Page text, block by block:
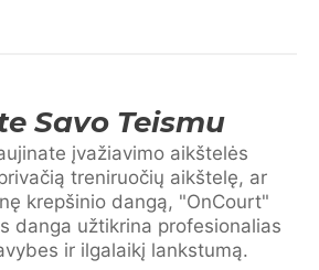
Savo Teismu
įvažiavimo aikštelės
treniruočių aikštelę, ar
krepšinio dangą, "OnCourt"
danga užtikrina profesionalias
ir ilgalaikį lankstumą.